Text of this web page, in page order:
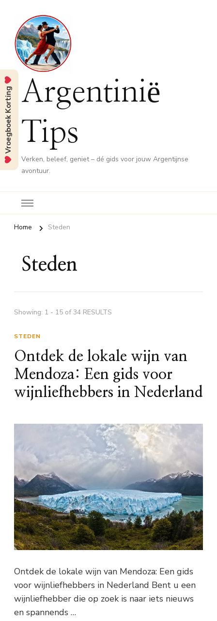
Argentinië
Tips
Verken, beleef, geniet – dé gids voor jouw Argentijnse
avontuur.
Home Steden
Steden
Showing: 1 - 15 of 34 RESULTS
STEDEN
Ontdek de lokale wijn van
Mendoza: Een gids voor
wijnliefhebbers in Nederland
Ontdek de lokale wijn van Mendoza: Een gids
voor wijnliefhebbers in Nederland Bent u een
wijnliefhebber die op zoek is naar iets nieuws
en spannends …
Vroegboek Korting